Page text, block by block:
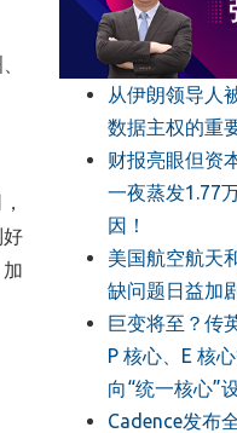
好
从伊朗领导人
数据主权的重
财报亮眼但资
一夜蒸发1.77
因！
美国航空航天
缺问题日益加
巨变将至？传
P 核心、E 核
向“统一核心”
Cadence发布